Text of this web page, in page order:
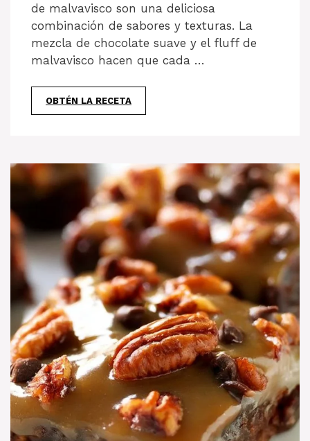
de malvavisco son una deliciosa
combinación de sabores y texturas. La
mezcla de chocolate suave y el fluff de
malvavisco hacen que cada …
OBTÉN LA RECETA